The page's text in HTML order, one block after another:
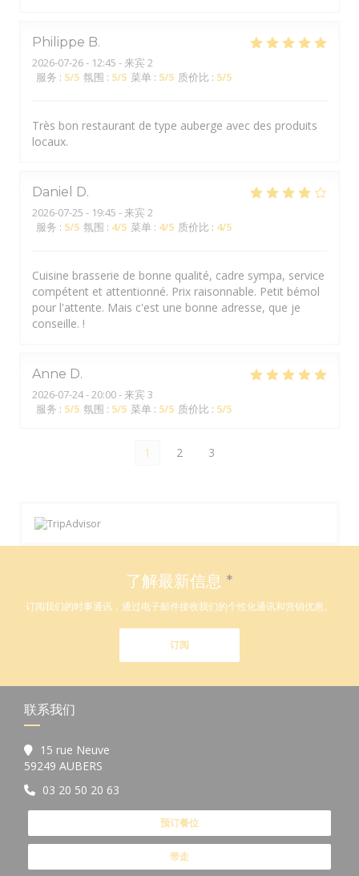
Philippe B
2026-07-26- 12:45 - 来宾 2
服务 : 5/5 氛围 : 5/5 菜单 : 5/5 质价比 : 5/5
Très bon restaurant de type auberge avec des produits
locaux.
Daniel D
2026-07-25 - 19:45 - 来宾 2
服务 : 5/5 氛围 : 4/5 菜单 : 4/5 质价比 : 4/5
Cuisine brasserie de bonne qualité, cadre sympa, service
compétent et attentionné. Prix raisonnable. Petit bémol
pour l'attente. Mais c'est une bonne adresse, que je
conseille. !
Anne D
2026-07-24- 20:00 - 来宾 3
服务 : 5/5 氛围 : 5/5 菜单 : 5/5 质价比 : 5/5
1 2 3
了解最新信息 *
订阅我们的时事通讯，通过电子邮件接收我们的个性化通讯和营销优惠。
订阅
联系我们
15 rue Neuve
59249 AUBERS
03 20 50 20 63
预订餐位
带走